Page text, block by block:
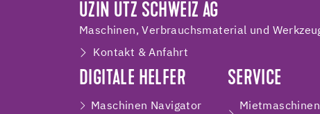
UZIN UTZ SCHWEIZ AG
Maschinen, Verbrauchsmaterial und
Kontakt & Anfahrt
DIGITALE HELFER
Maschinen Navigator
SERVICE
Mietmaschinen